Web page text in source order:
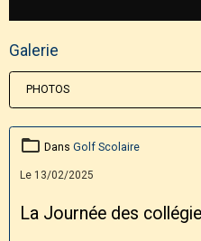
Galerie
PHOTOS
Dans Golf Scolaire
Le 13/02/2025
La Journée des